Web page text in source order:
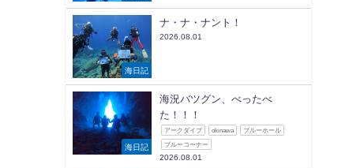
海日記
ナ・ナ・ナント！
2026.08.01
海日記
海況バツグン、べったべ
た！！！
アークダイブ okinawa ブルーホール
ブルーコーナー
2026.08.01